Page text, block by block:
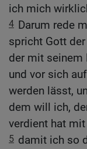
ich mich
4 Darum rede
spricht Gott
der mit seinem
und vor sich
werden lässt,
dem will ich,
verdient hat
5 damit ich so